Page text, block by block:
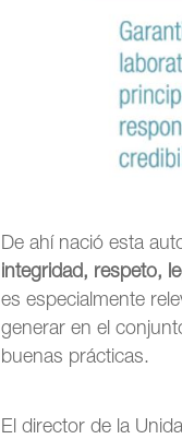
De ahí nació esta
integridad, respeto,
es especialmente
generar en el
buenas prácticas.
El director de la